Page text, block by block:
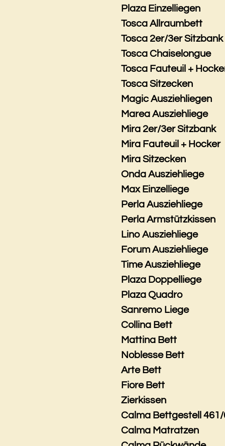
Plaza Einzelliegen
Tosca Allraumbett
Tosca 2er/3er Sitzbank
Tosca Chaiselongue
Tosca Fauteuil +
Tosca Sitzecken
Magic Ausziehliegen
Marea Ausziehliege
Mira 2er/3er Sitzbank
Mira Fauteuil + Hocker
Mira Sitzecken
Onda Ausziehliege
Max Einzelliege
Perla Ausziehliege
Perla Armstützkissen
Lino Ausziehliege
Forum Ausziehliege
Time Ausziehliege
Plaza Doppelliege
Plaza Quadro
Sanremo Liege
Collina Bett
Mattina Bett
Noblesse Bett
Arte Bett
Fiore Bett
Zierkissen
Calma Bettgestell
Calma Matratzen